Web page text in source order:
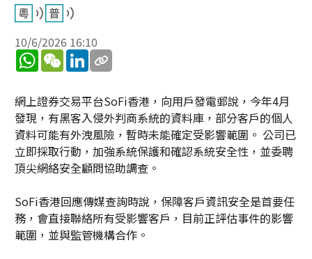
10/6/2026 16:10
WhatsApp
WeChatLinkedIn
網上證券交易平台SoFi香港，向用戶發電郵說，今年4月
發現，有黑客入侵外判商系統的資料庫，部分客戶的個人
資料可能有外洩風險，暫時未能確定受影響範圍。 公司已
立即採取行動，加強系統保護和確認系統安全性，並委聘
頂尖網絡安全顧問協助調查。
SoFi香港回應傳媒查詢時說，保障客戶資訊安全是首要任
務，會直接聯絡所有受影響客戶，目前正評估事件的影響
範圍，並與監管機構合作。